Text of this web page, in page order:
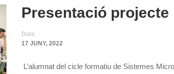
Presentació projecte
Date
17 JUNY, 2022
L’alumnat del cicle formatiu de Sistemes